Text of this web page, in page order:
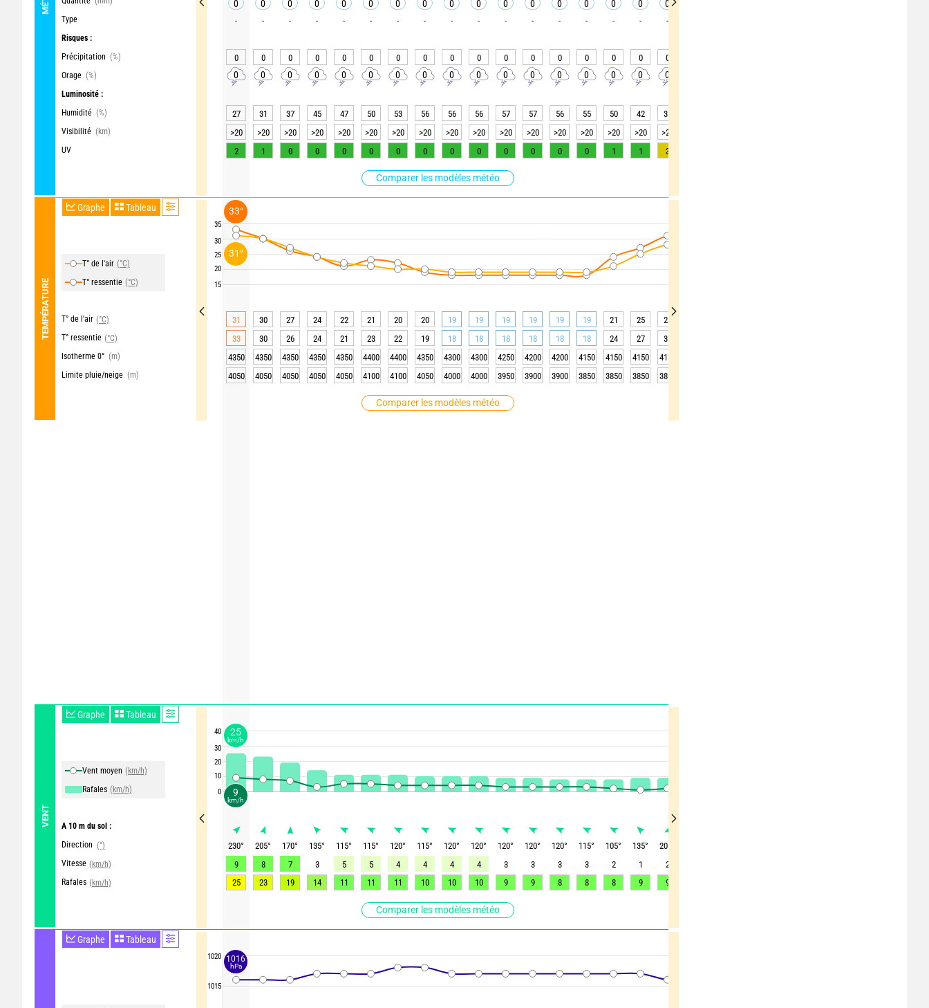
Type
Risques :
Précipitation (%)
Orage (%)
Luminosité :
Humidité (%)
Visibilité (km)
UV
Comparer les modèles météo
TEMPÉRATURE
Graphe Tableau
T° de l'air (°C)
T° ressentie (°C)
T° de l'air (°C)
T° ressentie (°C)
Isotherme 0° (m)
Limite pluie/neige (m)
Comparer les modèles météo
VENT
Graphe Tableau
Vent moyen (km/h)
Rafales (km/h)
A 10 m du sol :
Direction (°)
Vitesse (km/h)
Rafales (km/h)
Comparer les modèles météo
Graphe Tableau
35
30
25
20
15
40
30
20
10
0
1020
1015
0 0 0 0 0 0 0 0 0 0 0 0 0 0 0 0 0
- - - - - - - - - - - - - - - - -
0 0 0 0 0 0 0 0 0 0 0 0 0 0 0 0 0
0 0 0 0 0 0 0 0 0 0 0 0 0 0 0 0 0
27 31 37 45 47 50 53 56 56 56 57 57 56 55 50 42 31
>20
>20 >20 >20 >20 >20 >20 >20 >20 >20 >20 >20 >20 >20 >20 >20 >20
2
1 0 0 0 0 0 0 0 0 0 0 0 0 1 1 3
31 30 27 24 22 21 20 20 19 19 19 19 19 19 21 25 28
33
30 26 24 21 23 22 19 18 18 18 18 18 18 24 27 31
4350
4350 4350 4350 4350 4400 4400 4350 4300 4300 4250 4200 4200 4150 4150 4150 4150
4050
4050 4050 4050 4050 4100 4100 4050 4000 4000 3950 3900 3900 3850 3850 3850 3850
230° 205° 170° 135° 115° 115° 120° 115° 120° 120° 120° 120° 120° 115° 105° 135° 205
9
8 7 3 5 5 4 4 4 4 3 3 3 3 2 1 2
25
23 19 14 11 11 11 10 10 10 9 9 8 8 8 9 9
9
km/h
25
km/h
31°
33°
1016
hPa